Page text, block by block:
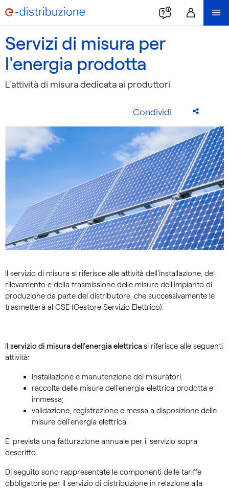
Servizi di misura per
l'energia prodotta
L'attività di misura dedicata ai produttori
Condividi
Il servizio di misura si riferisce alle attività dell’installazione, del
rilevamento e della trasmissione delle misure dell’impianto di
produzione da parte del distributore, che successivamente le
trasmetterà al GSE (Gestore Servizio Elettrico).
Il servizio di misura dell'energia elettricasi riferisce alle seguenti
attività:
installazione e manutenzione dei misuratori;
raccolta delle misure dell'energia elettrica prodotta e
immessa;
validazione, registrazione e messa a disposizione delle
misure dell'energia elettrica.
E’ prevista una fatturazione annuale per il servizio sopra
descritto.
Di seguito sono rappresentate le componenti delle tariffe
obbligatorie per il servizio di distribuzione in relazione alla